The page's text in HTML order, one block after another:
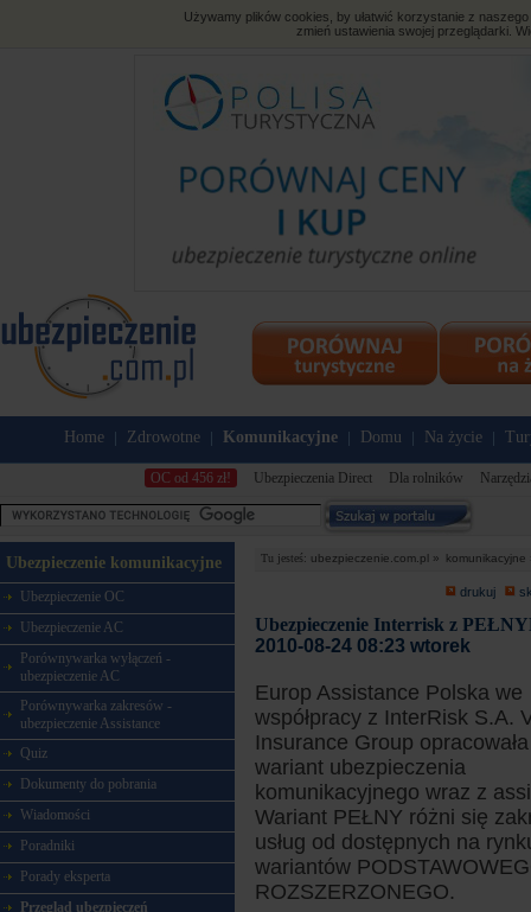
Używamy plików cookies, by ułatwić korzystanie z
zmień ustawienia swojej przeglądarki.
Home Zdrowotne Komunikacyjne Domu Na życie
OC od 456 zł! Ubezpieczenia Direct Dla rolników
Ubezpieczenie komunikacyjne
Ubezpieczenie OC
Ubezpieczenie AC
Porównywarka wyłączeń -
ubezpieczenie AC
Porównywarka zakresów -
ubezpieczenie Assistance
Quiz
Dokumenty do pobrania
Wiadomości
Poradniki
Porady eksperta
Przegląd ubezpieczeń
Tu jesteś: ubezpieczenie.com.pl » komunikacyjne
drukuj
Ubezpieczenie Interrisk z
2010-08-24 08:23 wtorek
Europ Assistance Polska we
współpracy z InterRisk S.A.
Insurance Group
wariant ubezpieczenia
komunikacyjnego wraz z
Wariant PEŁNY różni się
usług od dostępnych na
wariantów
ROZSZERZONEGO.